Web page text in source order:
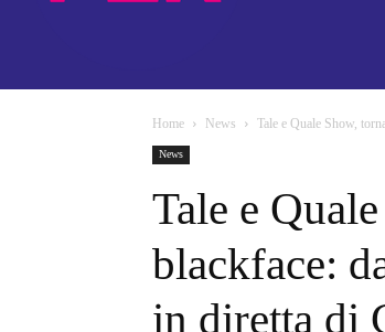
Home News Tale e Quale Show,
News
Tale e
blackface:
in diretta di